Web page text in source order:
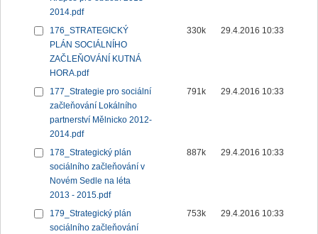
2014.pdf
176_STRATEGICKÝ
PLÁN SOCIÁLNÍHO
ZAČLEŇOVÁNÍ KUTNÁ
HORA.pdf
330k 29.4.2016 10:33
177_Strategie pro sociální
začleňování Lokálního
partnerství Mělnicko 2012-
2014.pdf
791k 29.4.2016 10:33
178_Strategický plán
sociálního začleňování v
Novém Sedle na léta
2013 - 2015.pdf
887k 29.4.2016 10:33
179_Strategický plán
sociálního začleňování
753k 29.4.2016 10:33